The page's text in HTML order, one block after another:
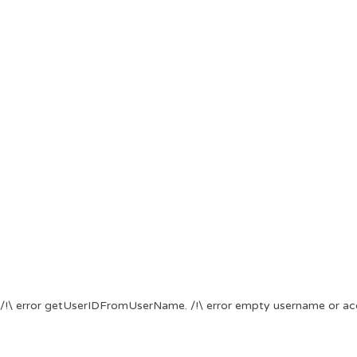
/!\ error getUserIDFromUserName. /!\ error empty username or